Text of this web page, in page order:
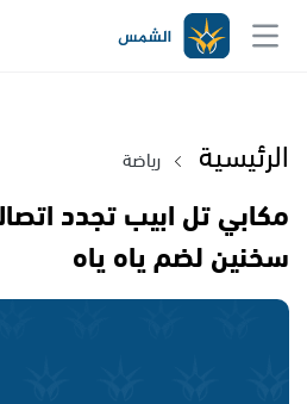
الرئيسية رياضة
مكابي تل ابيب تجدد
سخنين لضم ياه ياه